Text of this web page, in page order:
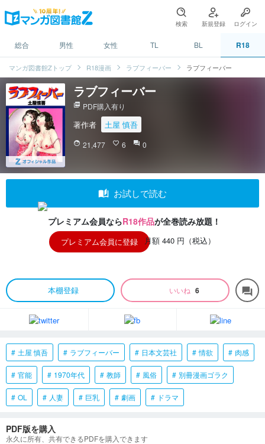
検索 新規登録 ログイン
総合 男性 女性 TL BL R18
マンガ図書館Zトップ R18漫画 ラブフィーバー ラブフィーバー
ラブフィーバー
picture_as_pdf PDF購入有り
著作者 土屋 慎吾
face 21,477 favorite_border 6 question_answer 0
auto_stories お試しで読む
プレミアム会員ならR18作品が全巻読み放題！
プレミアム会員に登録 月額 440 円（税込）
本棚登録 いいね 6 forum
土屋 慎吾 ラブフィーバー 日本文芸社 情欲 肉感
官能 1970年代 教師 風俗 別冊漫画ゴラク
OL 人妻 巨乳 劇画 ドラマ
PDF版を購入
永久に所有、共有できるPDFを購入できます